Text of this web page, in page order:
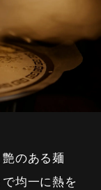
のある麺
均一に熱を